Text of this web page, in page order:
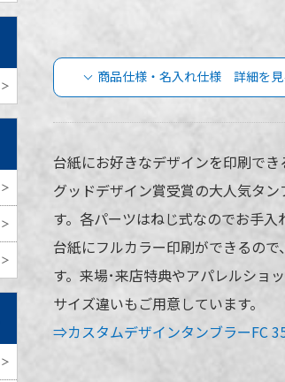
商品仕様・名入れ仕様 詳細を見
カスタムデザインタン
品仕様
品番
TS-0617-
TS-0617-
TS-0617-
TS-0617-
容量 500ml
台紙にお好きなデザインを印刷で
グッドデザイン賞受賞の大人気タ
す。各パーツはねじ式なのでお手
台紙にフルカラー印刷ができるの
す。来場･来店特典やアパレルショ
サイズ違いもご用意しています。
⇒カスタムデザインタンブラーFC